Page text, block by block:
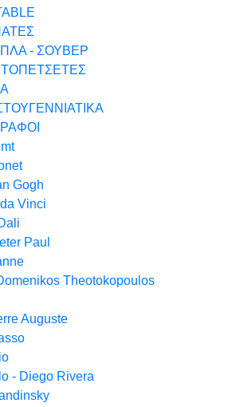
- ΣΟΥΒΕΡ
Gogh
Vinci
Paul
Theotokopoulos
Auguste
- Diego Rivera